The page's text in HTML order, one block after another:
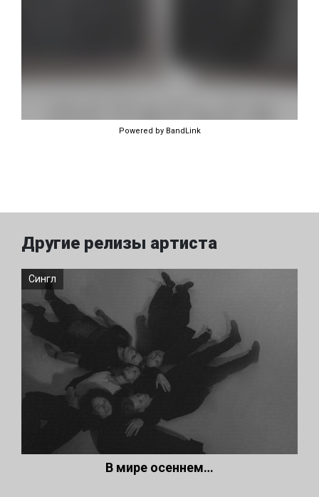
Powered by BandLink
Другие релизы артиста
Сингл
В мире осеннем…